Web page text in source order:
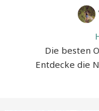
Die besten
Entdecke die